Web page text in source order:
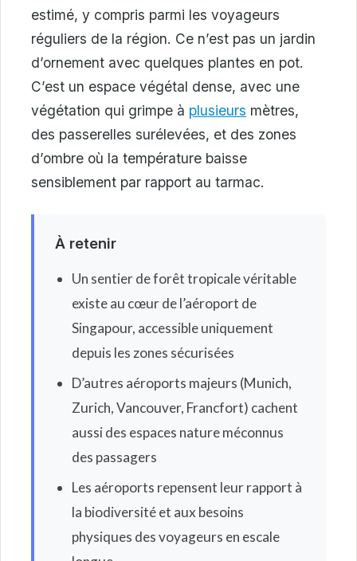
estimé, y compris parmi les voyageurs
réguliers de la région. Ce n’est pas un jardin
d’ornement avec quelques plantes en pot.
C’est un espace végétal dense, avec une
végétation qui grimpe à plusieurs mètres,
des passerelles surélevées, et des zones
d’ombre où la température baisse
sensiblement par rapport au tarmac.
À retenir
Un sentier de forêt tropicale véritable
existe au cœur de l’aéroport de
Singapour, accessible uniquement
depuis les zones sécurisées
D’autres aéroports majeurs (Munich,
Zurich, Vancouver, Francfort) cachent
aussi des espaces nature méconnus
des passagers
Les aéroports repensent leur rapport à
la biodiversité et aux besoins
physiques des voyageurs en escale